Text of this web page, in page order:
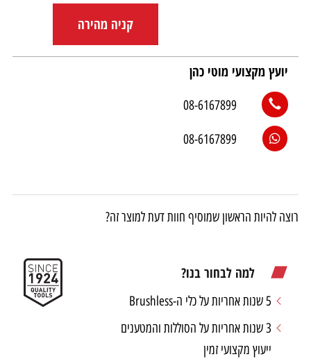
קניה מהירה
יועץ מקצועי מוטי כהן
08-6167899
08-6167899
רוצה להיות הראשון שמוסיף חוות דעת למוצר זה?
למה לבחור בנו?
5 שנות אחריות על כלי ה-Brushless
3 שנות אחריות על הסוללות והמטענים
ייעוץ מקצועי זמין